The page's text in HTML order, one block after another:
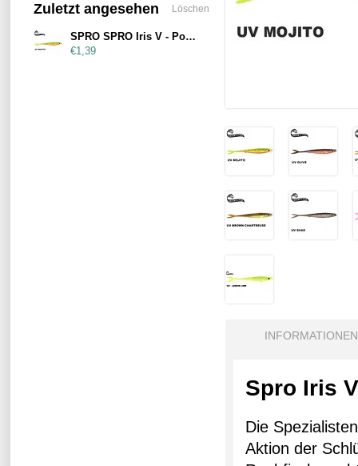
INFORMATIONEN
Spro Iris
Die
Aktion der
Zuletzt angesehen Löschen
SPRO SPRO Iris V - Power 80mm
€1,39